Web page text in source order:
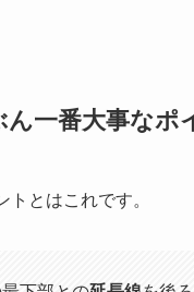
一番大事なポ
とはこれです。